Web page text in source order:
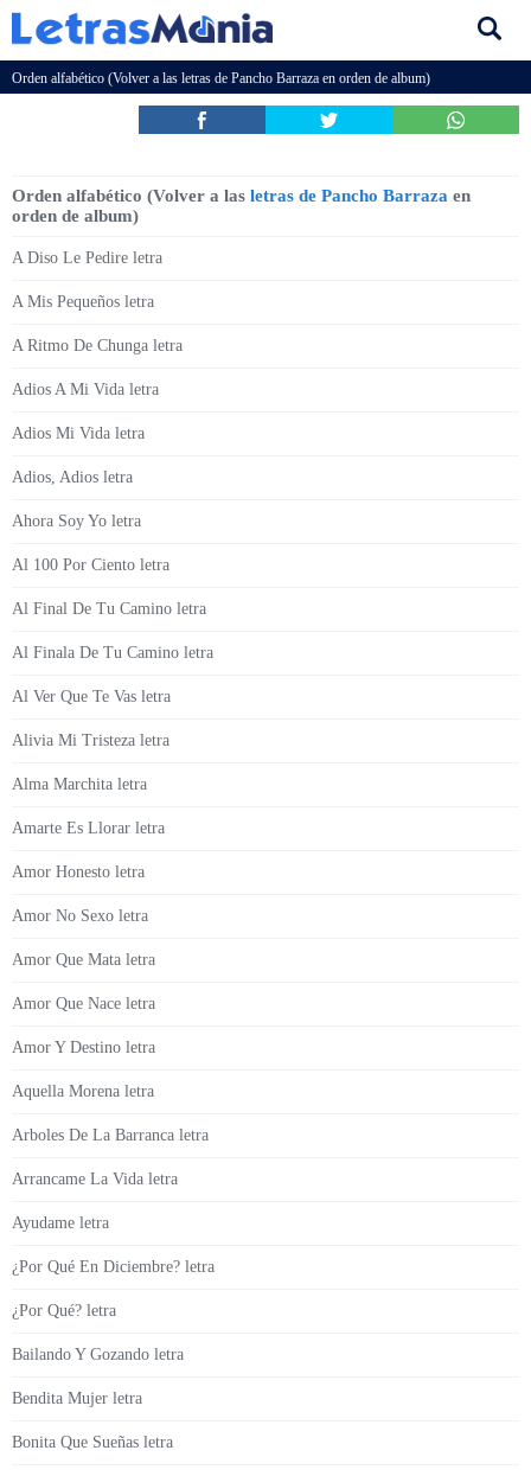
Orden alfabético (Volver a las letras de Pancho Barraza en orden de album)
Orden alfabético (Volver a las letras de Pancho Barraza en
orden de album)
A Diso Le Pedire letra
A Mis Pequeños letra
A Ritmo De Chunga letra
Adios A Mi Vida letra
Adios Mi Vida letra
Adios, Adios letra
Ahora Soy Yo letra
Al 100 Por Ciento letra
Al Final De Tu Camino letra
Al Finala De Tu Camino letra
Al Ver Que Te Vas letra
Alivia Mi Tristeza letra
Alma Marchita letra
Amarte Es Llorar letra
Amor Honesto letra
Amor No Sexo letra
Amor Que Mata letra
Amor Que Nace letra
Amor Y Destino letra
Aquella Morena letra
Arboles De La Barranca letra
Arrancame La Vida letra
Ayudame letra
¿Por Qué En Diciembre? letra
¿Por Qué? letra
Bailando Y Gozando letra
Bendita Mujer letra
Bonita Que Sueñas letra